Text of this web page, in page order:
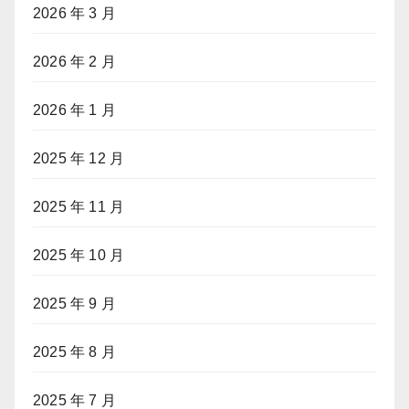
2026 年 3 月
2026 年 2 月
2026 年 1 月
2025 年 12 月
2025 年 11 月
2025 年 10 月
2025 年 9 月
2025 年 8 月
2025 年 7 月